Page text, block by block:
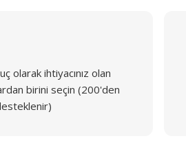
olarak ihtiyacınız olan
birini seçin (200'den